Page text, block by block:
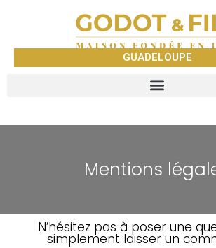
GUADELOUPE
Mentions
N’hésitez pas à poser une
simplement laisser un